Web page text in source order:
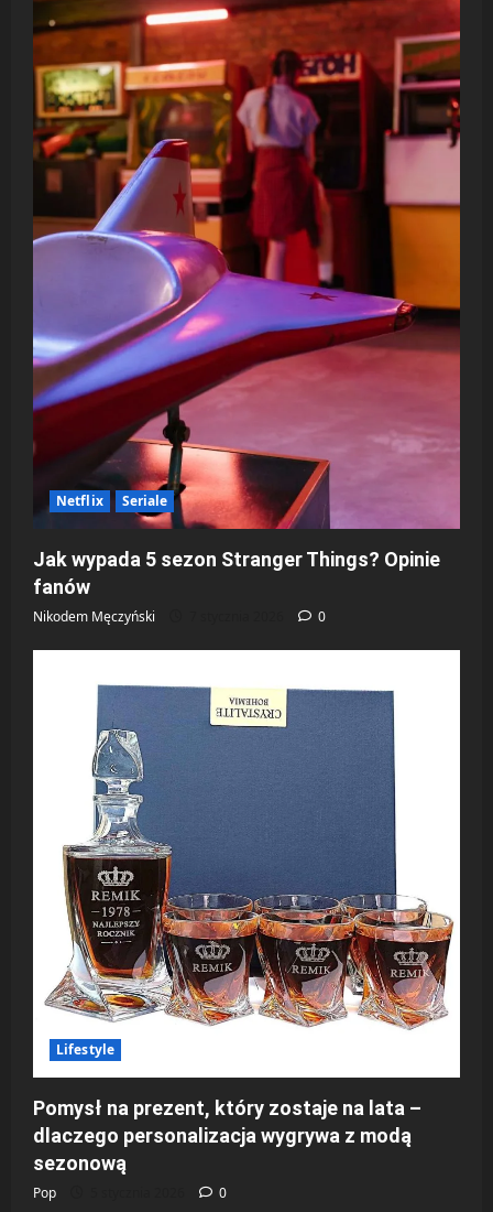
Netflix Seriale
Jak wypada 5 sezon Stranger Things? Opinie
fanów
Nikodem Męczyński 0
Lifestyle
Pomysł na prezent, który zostaje na lata –
dlaczego personalizacja wygrywa z modą
sezonową
Pop 0